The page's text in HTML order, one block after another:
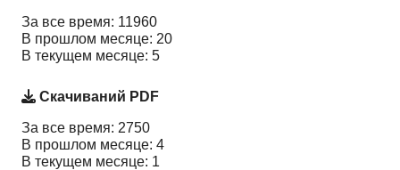
За все время: 11960
В прошлом месяце: 20
В текущем месяце: 5
Скачиваний PDF
За все время: 2750
В прошлом месяце: 4
В текущем месяце: 1